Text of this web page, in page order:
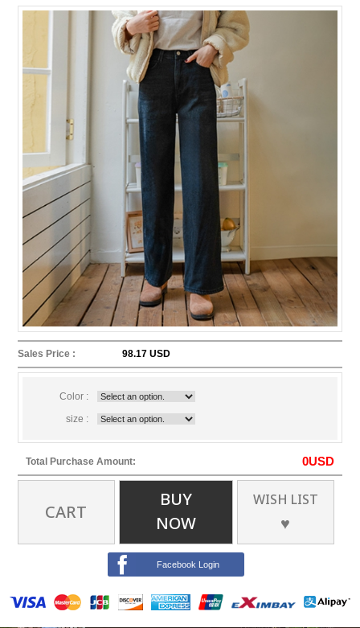
Sales Price : 98.17 USD
Color :
size :
Total Purchase Amount: 0USD
CART
BUY
NOW
WISH LIST
♥
Facebook Login